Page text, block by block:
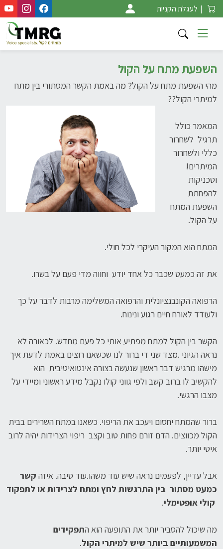
Skip
to
content
| לעגלת הקניות
השפעת מתח על הקול
מהי השפעת מתח על הקול? מה באמת הקשר המסתורי בין מתח
למיתרי הקול??
המאמר כולל
תרגיל לשחרור
כללי ולשחרור
המיתרים!
וטכניקות
להפחתת
השפעת המתח
על הקול.
המתח הוא המקור העיקרי לכל חולי.
את זה כמעט שכבר כל אחד יודע וחווה מדי פעם על בשרו.
הרפואה הקונבנציונלית והרפואה המשלימה מרבות לדבר על כך
ולעודד לאורח חיים רגוע ונינוח.
הקשר בין הקול למתח מפתיע אותי כל פעם מחדש. לכאורה לא
נראה הגיוני .מצד שני די ברור לנו שכשאנו רוצים באמת לדעת איך
מישהו מרגיש דבר ראשון שנעשה בצורה אינטואיטיבית הוא
להקשיב לו ברוב קשב ולפי גווני קולו נקבל מידע ראשוני ומיידי על
מצבו הרגשי.
ברור שהמתח יחסום ויעכב את הריפוי. כשאנו במתח השרירים בבית
הקול מכווצים. הדם זורם פחות טוב וקצב ריפוי הצרידות יהיה לרוב
איטי יותר.
אבל עדיין, לפעמים נראה שיש עוד משהו.עוד סיבה. איזה קשר
כמעט מסתור בין התרגשות לחץ ומתח לצרידות או לתפקוד
קולי אופטימלי.
מה שיכול להסביר יותר את התופעה הוא התפקידים
המשמעותיים ביותר שיש למיתרי הקול.